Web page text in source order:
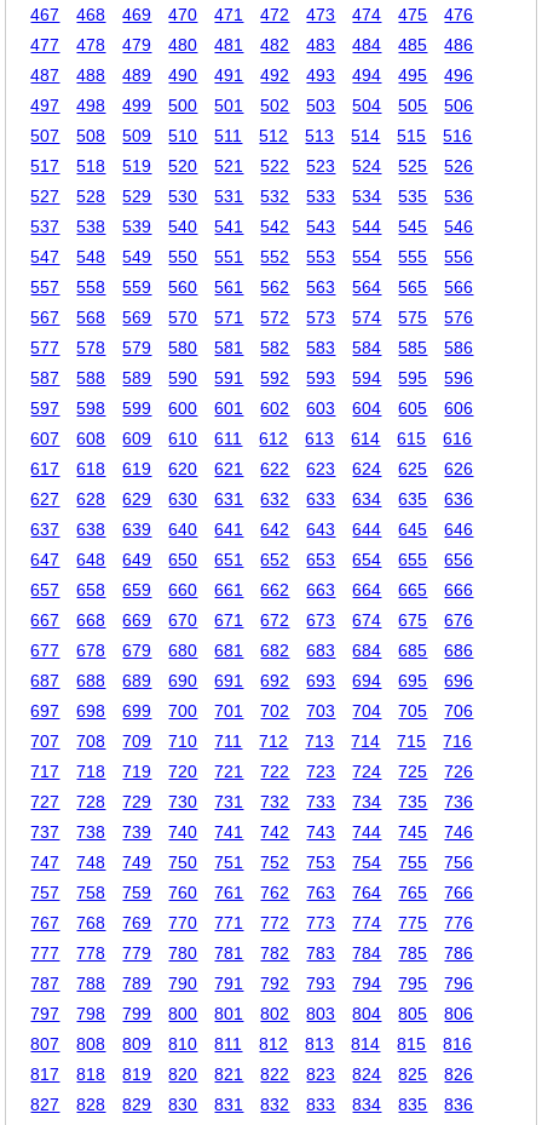
467
468 469 470 471 472 473 474 475
476
477
478 479 480 481 482 483 484 485
486
487
488 489 490 491 492 493 494 495
496
497
498 499 500 501 502 503 504 505
506
507
508 509 510 511 512 513 514 515
516
517
518 519 520 521 522 523 524 525
526
527
528 529 530 531 532 533 534 535
536
537
538 539 540 541 542 543 544 545
546
547
548 549 550 551 552 553 554 555
556
557
558 559 560 561 562 563 564 565
566
567
568 569 570 571 572 573 574 575
576
577
578 579 580 581 582 583 584 585
586
587
588 589 590 591 592 593 594 595
596
597
598 599 600 601 602 603 604 605
606
607
608 609 610 611 612 613 614 615
616
617
618 619 620 621 622 623 624 625
626
627
628 629 630 631 632 633 634 635
636
637
638 639 640 641 642 643 644 645
646
647
648 649 650 651 652 653 654 655
656
657
658 659 660 661 662 663 664 665
666
667
668 669 670 671 672 673 674 675
676
677
678 679 680 681 682 683 684 685
686
687
688 689 690 691 692 693 694 695
696
697
698 699 700 701 702 703 704 705
706
707
708 709 710 711 712 713 714 715
716
717
718 719 720 721 722 723 724 725
726
727
728 729 730 731 732 733 734 735
736
737
738 739 740 741 742 743 744 745
746
747
748 749 750 751 752 753 754 755
756
757
758 759 760 761 762 763 764 765
766
767
768 769 770 771 772 773 774 775
776
777
778 779 780 781 782 783 784 785
786
787
788 789 790 791 792 793 794 795
796
797
798 799 800 801 802 803 804 805
806
807
808 809 810 811 812 813 814 815
816
817
818 819 820 821 822 823 824 825
826
827
828 829 830 831 832 833 834 835
836